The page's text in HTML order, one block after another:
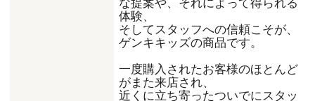
体験、
そしてスタッフへの信頼こそが、
ゲンキキッズの商品です。
一度購入されたお客様のほとんど
がまた来店され、
近くに立ち寄ったついでにスタッ